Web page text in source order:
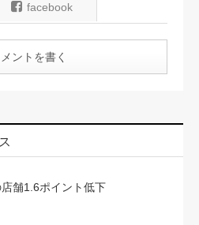
facebook
ントを書く
舗1.6ポイント低下